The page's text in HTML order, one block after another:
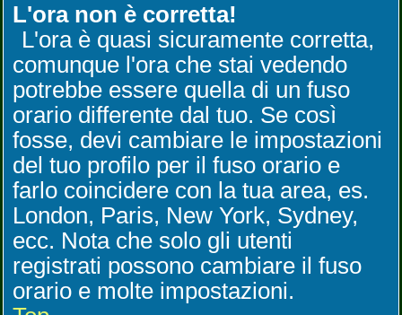
L'ora non è corretta!
L'ora è quasi sicuramente corretta,
comunque l'ora che stai vedendo
potrebbe essere quella di un fuso
orario differente dal tuo. Se così
fosse, devi cambiare le impostazioni
del tuo profilo per il fuso orario e
farlo coincidere con la tua area, es.
London, Paris, New York, Sydney,
ecc. Nota che solo gli utenti
registrati possono cambiare il fuso
orario e molte impostazioni.